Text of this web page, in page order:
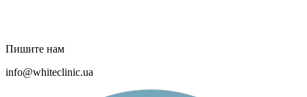
Пишите нам
info@whiteclinic.ua